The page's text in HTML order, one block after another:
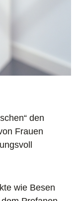
den
Frauen
wie Besen